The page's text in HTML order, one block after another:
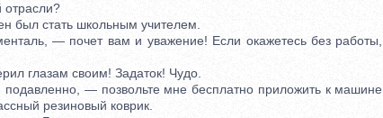
стать школьным учителем.
— почет вам и уважение! Если окажетесь без работы,
глазам своим! Задаток! Чудо.
— позвольте мне бесплатно приложить к машине
резиновый коврик.